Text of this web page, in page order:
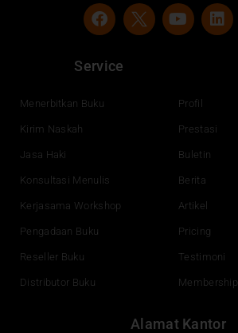
F
a
e
b
o
Y
o
e
L
i
n
Service
Menerbitkan Buku
Kirim Naskah
Jasa Haki
Konsultasi Menulis
Kerjasama Workshop
Pengadaan Buku
Reseller Buku
Distributor Buku
Profil
Prestasi
Buletin
Berita
Artikel
Pricing
Testimoni
Membership
Alamat Kantor